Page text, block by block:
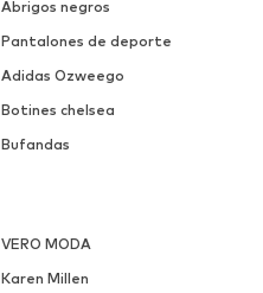
Abrigos negros
Pantalones de deporte
Adidas Ozweego
Botines chelsea
Bufandas
VERO MODA
Karen Millen